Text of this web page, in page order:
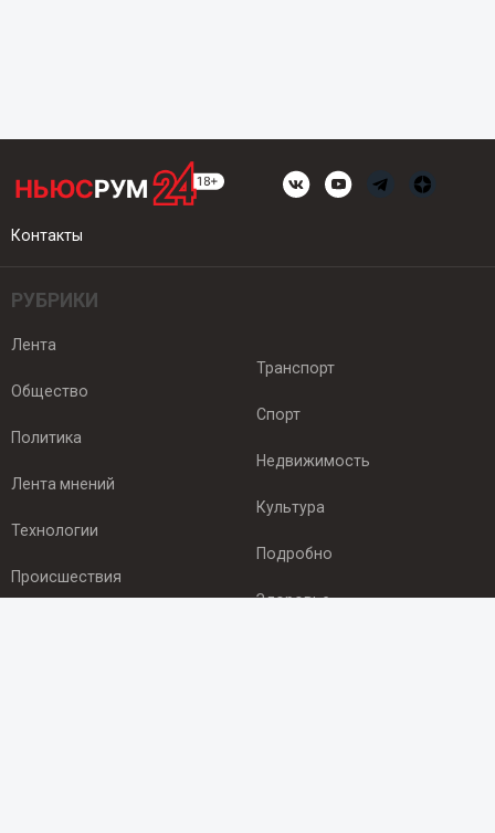
Контакты
РУБРИКИ
Лента
Общество
Политика
Лента мнений
Технологии
Происшествия
Транспорт
Спорт
Недвижимость
Культура
Подробно
Здоровье